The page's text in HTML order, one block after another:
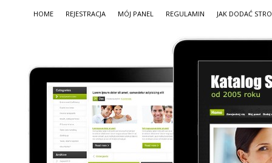
HOME REJESTRACJA MÓJ PANEL REGULAMIN JAK DODAĆ